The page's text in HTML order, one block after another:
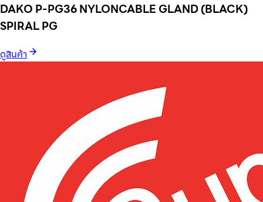
DAKO P-PG36 NYLONCABLE GLAND (BLACK)
SPIRAL PG
ดูสินค้า